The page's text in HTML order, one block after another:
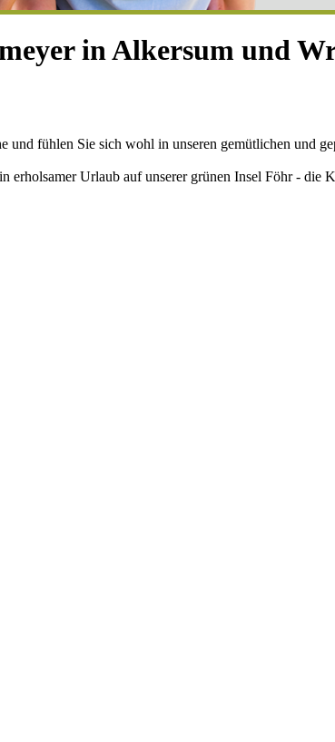
in Alkersum und
und fühlen Sie sich wohl in unseren gemütlichen und
erholsamer Urlaub auf unserer grünen Insel Föhr -